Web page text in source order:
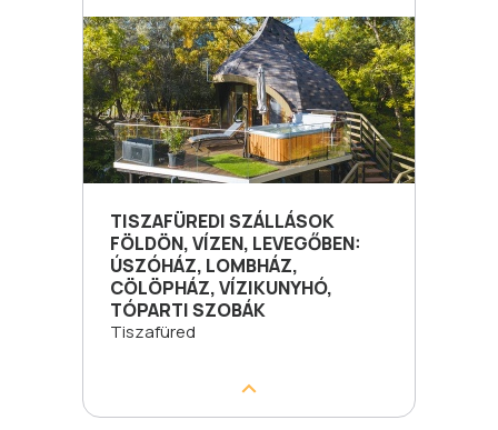
TISZAFÜREDI SZÁLLÁSOK
FÖLDÖN, VÍZEN, LEVEGŐBEN:
ÚSZÓHÁZ, LOMBHÁZ,
CÖLÖPHÁZ, VÍZIKUNYHÓ,
TÓPARTI SZOBÁK
Tiszafüred